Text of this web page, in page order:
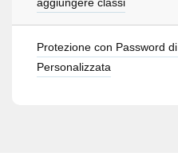
Protezione con Password
Personalizzata